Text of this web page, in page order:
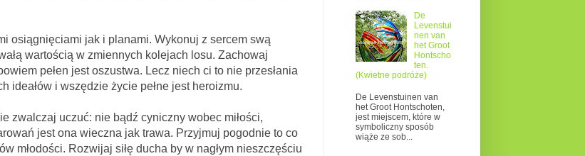
jak i planami. Wykonuj z sercem swą
wartością w zmiennych kolejach losu. Zachowaj
pełen jest oszustwa. Lecz niech ci to nie przesłania
ideałów i wszędzie życie pełne jest heroizmu.
nie bądź cyniczny wobec miłości,
jest ona wieczna jak trawa. Przyjmuj pogodnie to co
młodości. Rozwijaj siłę ducha by w nagłym nieszczęściu
De
Levenstui
nen van
het Groot
Hontscho
ten.
(Kwietne podróże)
De Levenstuinen van
het Groot Hontschoten,
jest miejscem, które w
symboliczny sposób
wiąże ze sob...